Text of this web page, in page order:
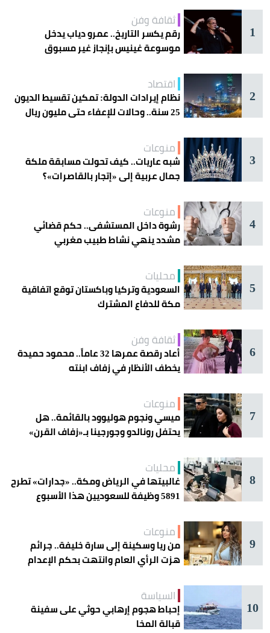
1
ثقافة وفن
رقم يكسر التاريخ.. عمرو دياب يدخل
موسوعة غينيس بإنجاز غير مسبوق
2
اقتصاد
نظام إيرادات الدولة: تمكين تقسيط الديون
25 سنة.. وحالات للإعفاء حتى مليون ريال
3
منوعات
شبه عاريات.. كيف تحولت مسابقة ملكة
جمال عربية إلى «إتجار بالقاصرات»؟
4
منوعات
رشوة داخل المستشفى.. حكم قضائي
مشدد ينهي نشاط طبيب مغربي
5
محليات
السعودية وتركيا وباكستان توقع اتفاقية
مكة للدفاع المشترك
6
ثقافة وفن
أعاد رقصة عمرها 32 عاماً.. محمود حميدة
يخطف الأنظار في زفاف ابنته
7
منوعات
ميسي ونجوم هوليوود بالقائمة.. هل
يحتفل رونالدو وجورجينا بـ«زفاف القرن»
8
محليات
غالبيتها في الرياض ومكة.. «جدارات» تطرح
5891 وظيفة للسعوديين هذا الأسبوع
9
منوعات
من ريا وسكينة إلى سارة خليفة.. جرائم
هزت الرأي العام وانتهت بحكم الإعدام
10
السياسة
إحباط هجوم إرهابي حوثي على سفينة
قبالة المخا